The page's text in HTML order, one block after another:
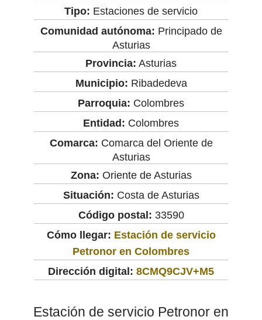
Tipo: Estaciones de servicio
Comunidad autónoma: Principado de
Asturias
Provincia: Asturias
Municipio: Ribadedeva
Parroquia: Colombres
Entidad: Colombres
Comarca: Comarca del Oriente de
Asturias
Zona: Oriente de Asturias
Situación: Costa de Asturias
Código postal: 33590
Cómo llegar: Estación de servicio
Petronor en Colombres
Dirección digital: 8CMQ9CJV+M5
Estación de servicio Petronor en